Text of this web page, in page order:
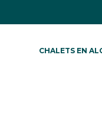
CHALETS EN